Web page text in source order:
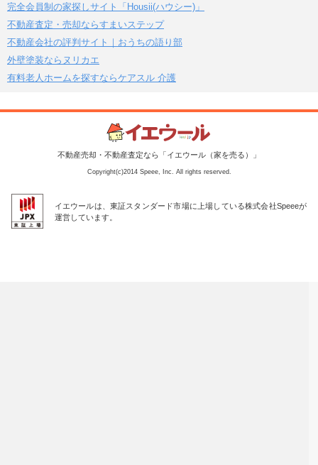
完全会員制の家探しサイト「Housii(ハウシー)」
不動産査定・売却ならすまいステップ
不動産会社の評判サイト｜おうちの語り部
外壁塗装ならヌリカエ
有料老人ホームを探すならケアスル 介護
不動産売却・不動産査定なら「イエウール（家を売る）」
Copyright(c)2014 Speee, Inc. All rights reserved.
イエウールは、東証スタンダード市場に上場している株式会社Speeeが
運営しています。